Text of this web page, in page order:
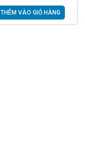
THÊM VÀO GIỎ HÀNG